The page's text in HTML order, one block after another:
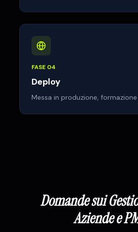
FASE 04
Deploy
Messa in produzione,
Domande sui
Aziende e